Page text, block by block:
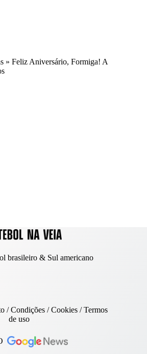
» Feliz Aniversário, Formiga! A
brasileiro & Sul americano
/ Condições /Cookies/Termos
de uso